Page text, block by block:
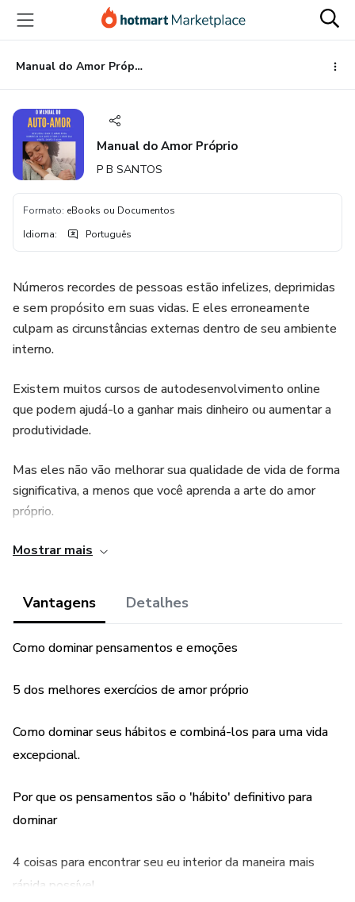
para
conteúdo
principal
para
pagamento
para
rodapé
Manual do Amor Próprio
Manual do Amor Próprio
P B SANTOS
Formato: eBooks ou Documentos
Idioma: Português
Números recordes de pessoas estão infelizes, deprimidas
e sem propósito em suas vidas. E eles erroneamente
culpam as circunstâncias externas dentro de seu ambiente
interno.
Existem muitos cursos de autodesenvolvimento online
que podem ajudá-lo a ganhar mais dinheiro ou aumentar a
produtividade.
Mas eles não vão melhorar sua qualidade de vida de forma
significativa, a menos que você aprenda a arte do amor
próprio.
E você não poderá fazer nada a menos que tenha altos
Segundo a Organização Mundial da Saúde, mais pessoas
homicídio. Isso mostra que a verdadeira batalha está no
Mostrar mais
Vantagens Detalhes
Como dominar pensamentos e emoções
5 dos melhores exercícios de amor próprio
Como dominar seus hábitos e combiná-los para uma vida
excepcional.
Por que os pensamentos são o 'hábito' definitivo para
dominar
4 coisas para encontrar seu eu interior da maneira mais
rápida possível